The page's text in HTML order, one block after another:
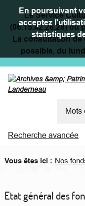
En poursuivant
acceptez
statistiques
Le Service
(06.15.42.26.28) ou
La consultation de
possible, du
Recherche avancée
Vous êtes ici : Nos
Etat général des